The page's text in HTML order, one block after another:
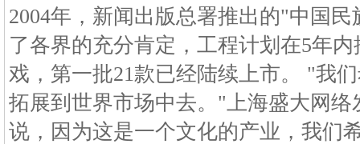
2004年，新闻出版总署推出的"中国
了各界的充分肯定，工程计划在5年
戏，第一批21款已经陆续上市。 "我
拓展到世界市场中去。"上海盛大网
说，因为这是一个文化的产业，我们